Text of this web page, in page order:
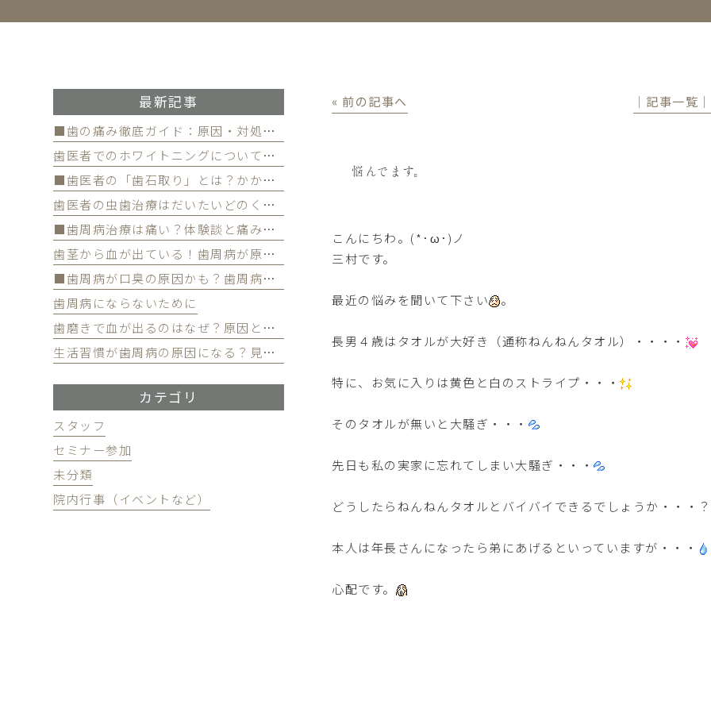
« 前の記事へ │記事一覧│
悩んでます。
こんにちわ。(*･ω･)ノ
三村です。
最近の悩みを聞いて下さい 。
長男４歳はタオルが大好き（通称ねんねんタオル）・・・・
特に、お気に入りは黄色と白のストライプ・・・
そのタオルが無いと大騒ぎ・・・
先日も私の実家に忘れてしまい大騒ぎ・・・
どうしたらねんねんタオルとバイバイできるでしょうか・・・？
本人は年長さんになったら弟にあげるといっていますが・・・
心配です。
最新記事
■歯の痛み徹底ガイド：原因・対処法・予防策
歯医者でのホワイトニングについて徹底解
■歯医者の「歯石取り」とは？かかる費用について
歯医者の虫歯治療はだいたいどのくらい期間かかる？
■歯周病治療は痛い？体験談と痛みを軽減する方法
歯茎から血が出ている！歯周病が原因かも
■歯周病が口臭の原因かも？歯周病と口臭の関係について
歯周病にならないために
歯磨きで血が出るのはなぜ？原因と対策を解説
生活習慣が歯周病の原因になる？見直すべき習慣とは？
カテゴリ
スタッフ
セミナー参加
未分類
院内行事（イベントなど）